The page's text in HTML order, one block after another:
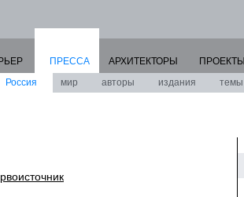
ПРЕССА
Россия мир авторы издания темы
АРХИТЕКТОРЫ ПРОЕКТЫ